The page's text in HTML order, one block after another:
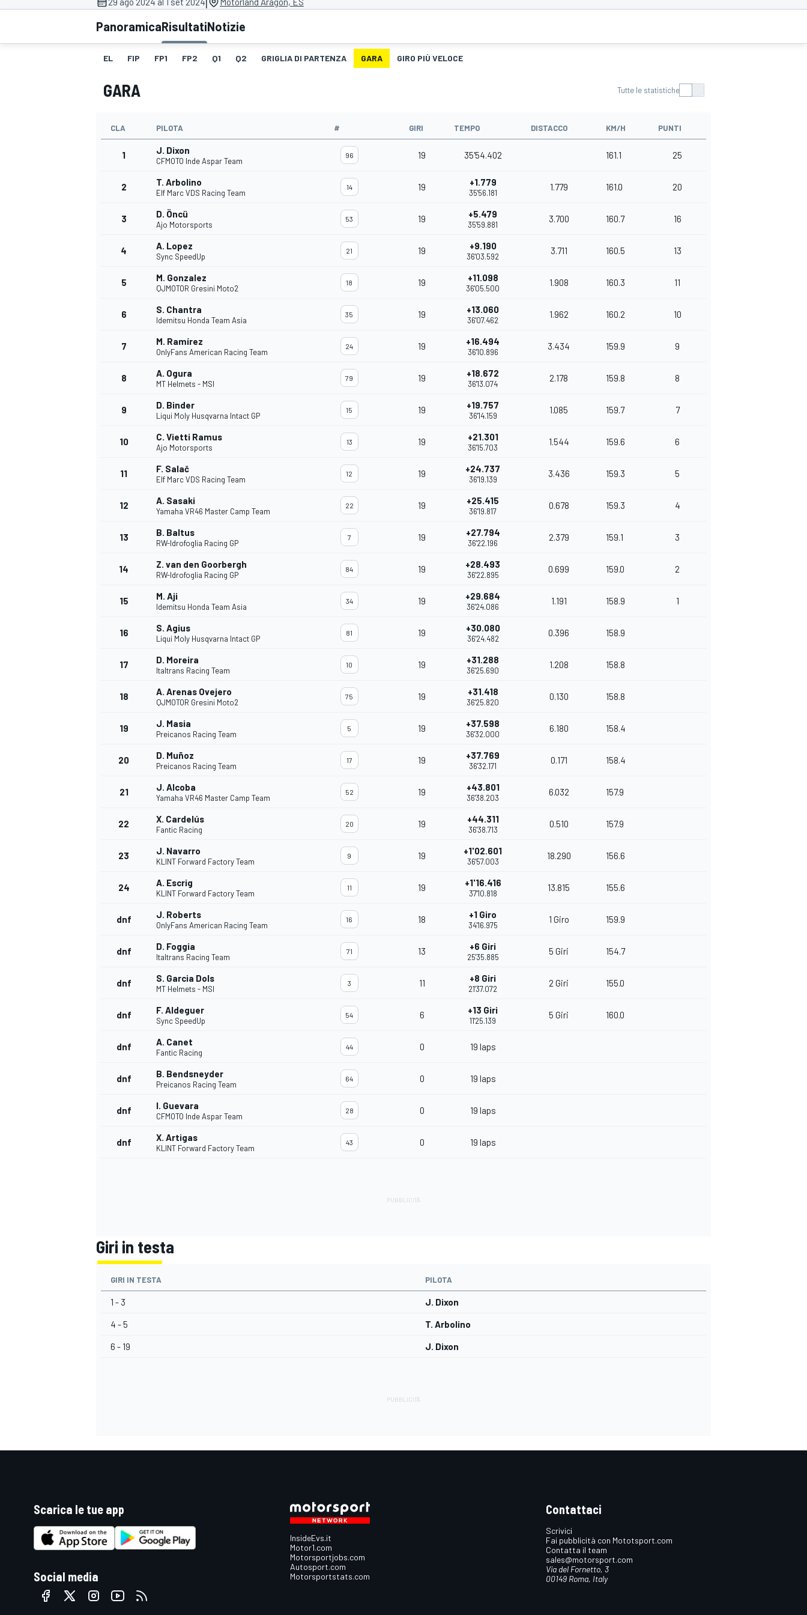
MOTOGP WEC
ENDURANCE/GT
MONOMARCA
RALLY
PanoramicaRisultatiNotizie
EL FIP FP1 FP2 Q1 Q2 GRIGLIA DI PARTENZA GARA GIRO PIÙ VELOCE
GARA Tutte le statistiche
CLA PILOTA # GIRI TEMPO DISTACCO KM/H PUNTI
1 J. Dixon
CFMOTO Inde Aspar Team
96 19 35'54.402 161.1 25
2 T. Arbolino
Elf Marc VDS Racing Team
14 19 +1.779
35'56.181
1.779 161.0 20
3 D. Öncü
Ajo Motorsports
53 19 +5.479
35'59.881
3.700 160.7 16
4 A. Lopez
Sync SpeedUp
21 19 +9.190
36'03.592
3.711 160.5 13
5 M. Gonzalez
QJMOTOR Gresini Moto2
18 19 +11.098
36'05.500
1.908 160.3 11
6 S. Chantra
Idemitsu Honda Team Asia
35 19 +13.060
36'07.462
1.962 160.2 10
7 M. Ramírez
OnlyFans American Racing Team
24 19 +16.494
36'10.896
3.434 159.9 9
8 A. Ogura
MT Helmets - MSI
79 19 +18.672
36'13.074
2.178 159.8 8
9 D. Binder
Liqui Moly Husqvarna Intact GP
15 19 +19.757
36'14.159
1.085 159.7 7
10 C. Vietti Ramus
Ajo Motorsports
13 19 +21.301
36'15.703
1.544 159.6 6
11 F. Salač
Elf Marc VDS Racing Team
12 19 +24.737
36'19.139
3.436 159.3 5
12 A. Sasaki
Yamaha VR46 Master Camp Team
22 19 +25.415
36'19.817
0.678 159.3 4
13 B. Baltus
RW-Idrofoglia Racing GP
7 19 +27.794
36'22.196
2.379 159.1 3
14 Z. van den Goorbergh
RW-Idrofoglia Racing GP
84 19 +28.493
36'22.895
0.699 159.0 2
15 M. Aji
Idemitsu Honda Team Asia
34 19 +29.684
36'24.086
1.191 158.9 1
16 S. Agius
Liqui Moly Husqvarna Intact GP
81 19 +30.080
36'24.482
0.396 158.9
17 D. Moreira
Italtrans Racing Team
10 19 +31.288
36'25.690
1.208 158.8
18 A. Arenas Ovejero
QJMOTOR Gresini Moto2
75 19 +31.418
36'25.820
0.130 158.8
19 J. Masia
Preicanos Racing Team
5 19 +37.598
36'32.000
6.180 158.4
20 D. Muñoz
Preicanos Racing Team
17 19 +37.769
36'32.171
0.171 158.4
21 J. Alcoba
Yamaha VR46 Master Camp Team
52 19 +43.801
36'38.203
6.032 157.9
22 X. Cardelús
Fantic Racing
20 19 +44.311
36'38.713
0.510 157.9
23 J. Navarro
KLINT Forward Factory Team
9 19 +1'02.601
36'57.003
18.290 156.6
24 A. Escrig
KLINT Forward Factory Team
11 19 +1'16.416
37'10.818
13.815 155.6
dnf J. Roberts
OnlyFans American Racing Team
16 18 +1 Giro
34'16.975
1 Giro 159.9
dnf D. Foggia
Italtrans Racing Team
71 13 +6 Giri
25'35.885
5 Giri 154.7
dnf S. Garcia Dols
MT Helmets - MSI
3 11 +8 Giri
21'37.072
2 Giri 155.0
dnf F. Aldeguer
Sync SpeedUp
54 6 +13 Giri
11'25.139
5 Giri 160.0
dnf A. Canet
Fantic Racing
44 0 19 laps
dnf B. Bendsneyder
Preicanos Racing Team
64 0 19 laps
dnf I. Guevara
CFMOTO Inde Aspar Team
28 0 19 laps
dnf X. Artigas
KLINT Forward Factory Team
43 0 19 laps
Giri in testa
GIRI IN TESTA PILOTA
1 - 3 J. Dixon
4 - 5 T. Arbolino
6 - 19 J. Dixon
Scarica le tue app
Social media
InsideEvs.it
Motor1.com
Motorsportjobs.com
Autosport.com
Motorsportstats.com
Contattaci
Scrivici
Fai pubblicità con Mototsport.com
Contatta il team
sales@motorsport.com
Via del Fornetto, 3
00149 Roma, Italy